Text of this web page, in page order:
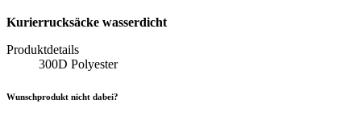
Kurierrucksäcke wasserdicht
Produktdetails
300D Polyester
Wunschprodukt nicht dabei?